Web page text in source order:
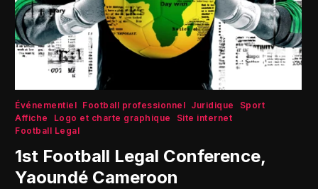
Événementiel Football professionnel Juridique
Sport
Affiche
Logo et charte graphique
Site internet
Football Legal
1st Football Legal Conference,
Yaoundé Cameroon